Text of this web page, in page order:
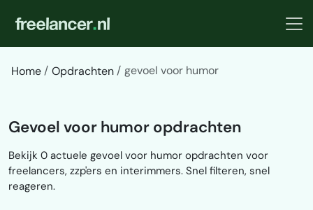
Home Opdrachten gevoel voor humor
Gevoel voor humor opdrachten
Bekijk 0 actuele gevoel voor humor opdrachten voor
freelancers, zzp'ers en interimmers. Snel filteren, snel
reageren.